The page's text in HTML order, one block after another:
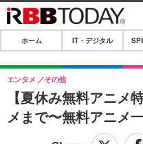
ホーム
IT・デジタル
IT・デジタルTOP
ネタ
SPEED TEST
ホーム IT・デジタル
【夏休み無料アニメ
メまで〜無料アニメ
エンタメ その他